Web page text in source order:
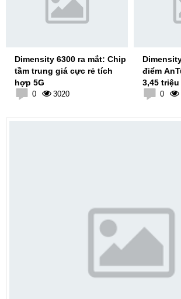
Dimensity 6300 ra mắt: Chip
tầm trung giá cực rẻ tích
hợp 5G
0 3020
điểm
3,45 triệu
0